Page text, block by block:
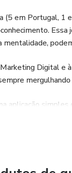
(5 em Portugal, 1
Essa
mentalidade,
Digital e
aplicação
como usar IA de